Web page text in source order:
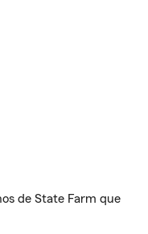
de State Farm que